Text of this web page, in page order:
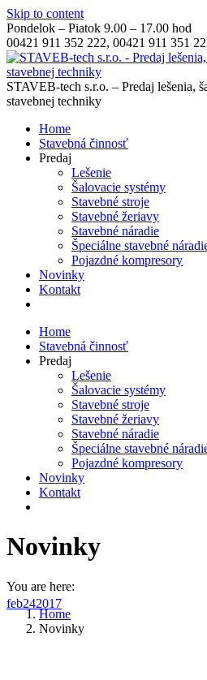
Skip to content
Pondelok – Piatok 9.00 – 17.00 hod
00421 911 352 222, 00421 911 351
STAVEB-tech s.r.o. – Predaj lešenia,
stavebnej techniky
Home
Stavebná činnosť
Predaj
Lešenie
Šalovacie systémy
Stavebné stroje
Stavebné žeriavy
Stavebné náradie
Špeciálne stavebné
Pojazdné kompresory
Novinky
Kontakt
Home
Stavebná činnosť
Predaj
Lešenie
Šalovacie systémy
Stavebné stroje
Stavebné žeriavy
Stavebné náradie
Špeciálne stavebné
Pojazdné kompresory
Novinky
Kontakt
Novinky
You are here:
Home
Novinky
feb242017